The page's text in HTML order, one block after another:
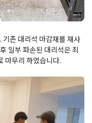
기존 대리석 마감재를 재사
일부 파손된 대리석은 최
마무리 하였습니다.